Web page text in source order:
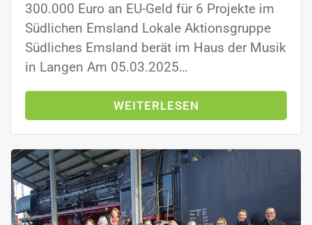
300.000 Euro an EU-Geld für 6 Projekte im
Südlichen Emsland Lokale Aktionsgruppe
Südliches Emsland berät im Haus der Musik
in Langen Am 05.03.2025…
WEITERLESEN